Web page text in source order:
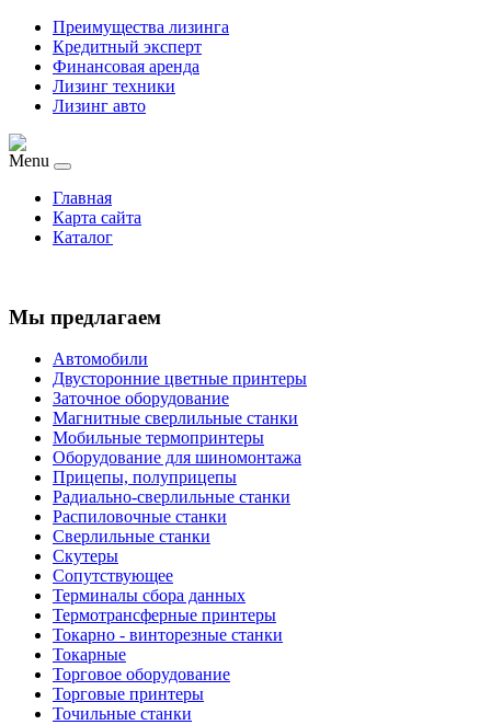
Преимущества лизинга
Кредитный эксперт
Финансовая аренда
Лизинг техники
Лизинг авто
Menu
Главная
Карта сайта
Каталог
Мы предлагаем
Автомобили
Двусторонние цветные принтеры
Заточное оборудование
Магнитные сверлильные станки
Мобильные термопринтеры
Оборудование для шиномонтажа
Прицепы, полуприцепы
Радиально-сверлильные станки
Распиловочные станки
Сверлильные станки
Скутеры
Сопутствующее
Терминалы сбора данных
Термотрансферные принтеры
Токарно - винторезные станки
Токарные
Торговое оборудование
Торговые принтеры
Точильные станки